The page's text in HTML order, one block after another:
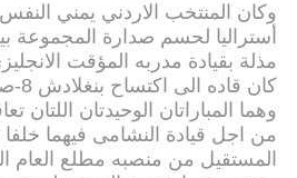
وكان المنتخب الاردني يمني
أستراليا لحسم صدارة المجموعة
مذلة بقيادة مدربه المؤقت
كان
وهما المباراتان الوحيدتان اللتان
من اجل قيادة النشامى فيهما
المستقيل من منصبه مطلع العام